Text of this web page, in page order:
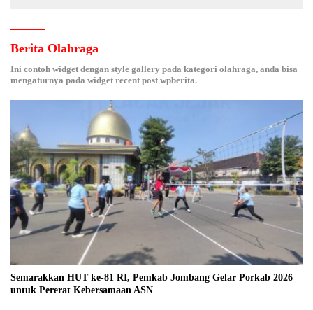
Berita Olahraga
Ini contoh widget dengan style gallery pada kategori olahraga, anda bisa
mengaturnya pada widget recent post wpberita.
Semarakkan HUT ke-81 RI, Pemkab Jombang Gelar Porkab 2026
untuk Pererat Kebersamaan ASN